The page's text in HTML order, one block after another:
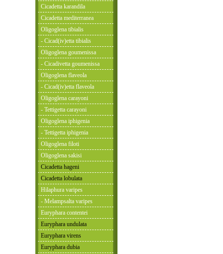
Cicadetta karandila
Cicadetta mediterranea
Oligoglena tibialis
- Cicad(iv)etta tibialis
Oligoglena goumenissa
- Cicadivetta goumenissa
Oligoglena flaveola
- Cicad(iv)etta flaveola
Oligoglena carayoni
- Tettigetta carayoni
Oligoglena iphigenia
- Tettigetta iphigenia
Oligoglena filoti
Oligoglena sakisi
Cicadetta hageni
Cicadetta lobulata
Hilaphura varipes
- Melampsalta varipes
Euryphara contentei
Euryphara undulata
Euryphara virens
Euryphara dubia